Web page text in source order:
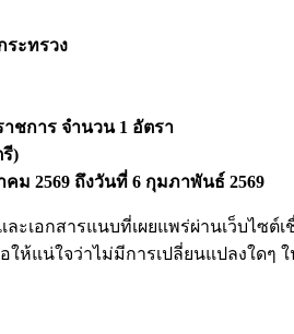
ระทรวง
ชการ จำนวน 1 อัตรา
)
ม 2569 ถึงวันที่ 6 กุมภาพันธ์ 2569
เอกสารแนบที่เผยแพร่ผ่านเว็บไซต์เ
ให้แน่ใจว่าไม่มีการเปลี่ยนแปลงใดๆ